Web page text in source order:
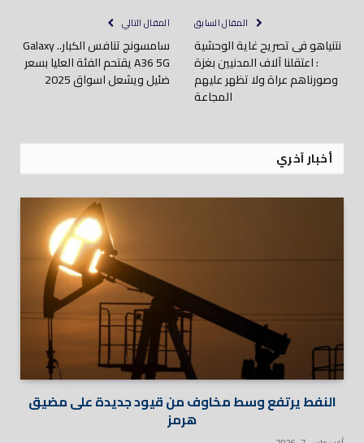
المقال السابق
نتنياهو فى تصريح غاية الوحشية
: اعتقلنا آلاف المدنيين بغزة
وصورناهم عراة ولا تظهر عليهم
المجاعة
المقال التالي
سامسونج تنافس الكبار.. Galaxy
A36 5G يقتحم الفئة العليا بسعر
ضئيل ويشعل اسواق 2025
أخبار آخري
النفط يرتفع وسط مخاوف من قيود جديدة على مضيق
هرمز